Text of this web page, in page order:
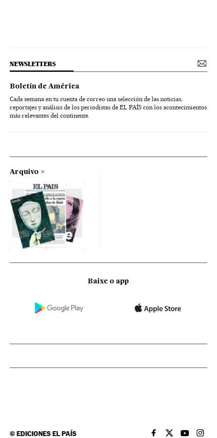
NEWSLETTERS
Boletín de América
Cada semana en tu cuenta de correo una selección de las noticias,
reportajes y análisis de los periodistas de EL PAÍS con los acontecimientos
más relevantes del continente.
Arquivo
Baixe o app
©EDICIONES EL PAÍS